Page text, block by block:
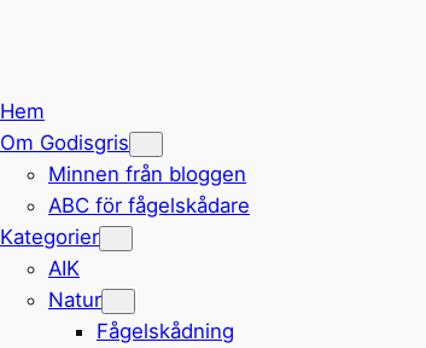
Hem
Om Godisgris
Minnen från bloggen
ABC för fågelskådare
Kategorier
AIK
Natur
Fågelskådning